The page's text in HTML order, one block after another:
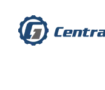
content